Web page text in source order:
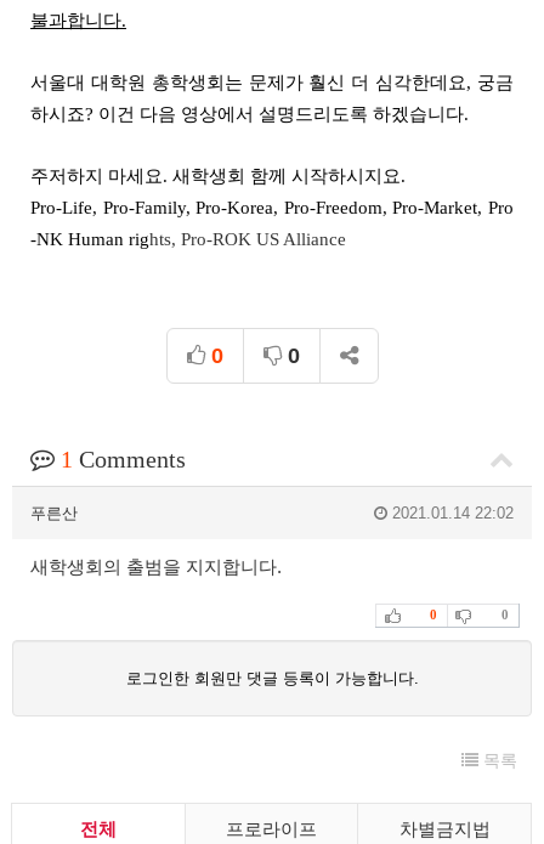
불과합니다.
서울대 대학원 총학생회는 문제가 훨신 더 심각한데요, 궁금
하시죠? 이건 다음 영상에서 설명드리도록 하겠습니다.
주저하지 마세요. 새학생회 함께 시작하시지요.
Pro-Life, Pro-Family, Pro-Korea, Pro-Freedom, Pro-Market, Pro
-NK Human rights, Pro-ROK US Alliance
0 0
1 Comments
푸른산 2021.01.14 22:02
새학생회의 출범을 지지합니다.
0 0
로그인한 회원만 댓글 등록이 가능합니다.
목록
전체 프로라이프 차별금지법